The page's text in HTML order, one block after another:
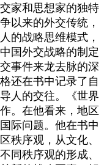
家和思想家的独特
以来的外交传统，
的战略思维模式，
国外交战略的制定
事件来龙去脉的深
还在书中记录了自
人的交往。《世界
。在他看来，地区
际问题。他在书中
秩序观，从文化、
同秩序观的形成、